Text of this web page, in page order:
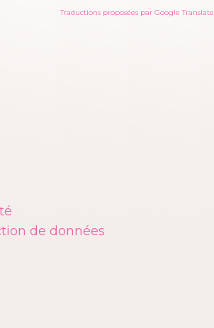
Traductions proposées par Google Translate
de données